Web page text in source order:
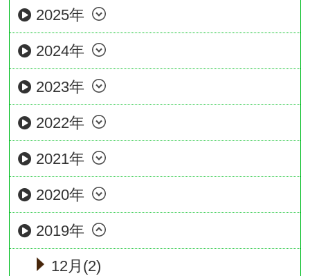
2025年
2024年
2023年
2022年
2021年
2020年
2019年
12月(2)